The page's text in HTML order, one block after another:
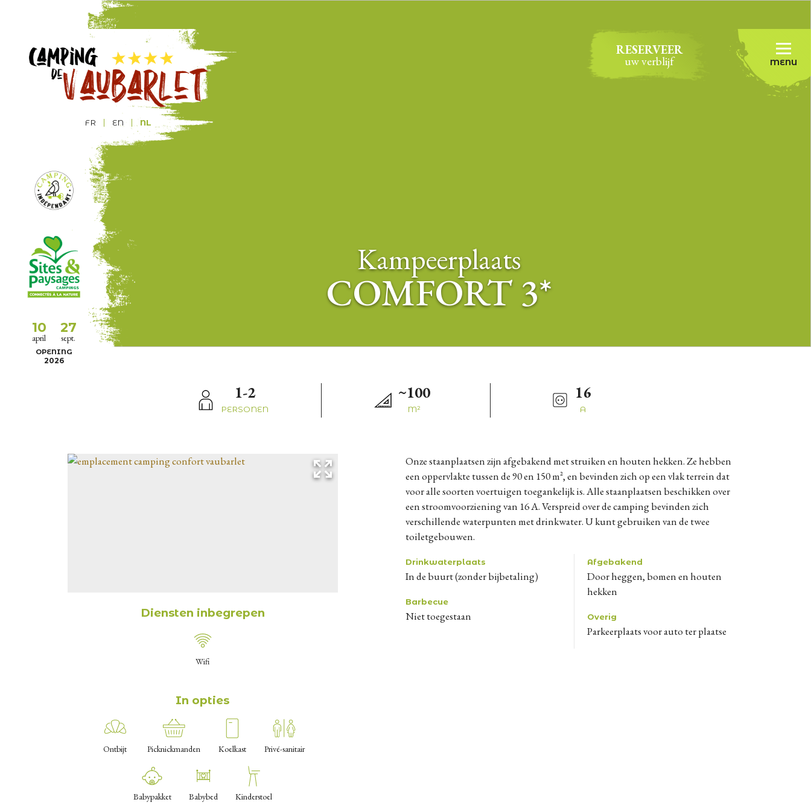
MENU
RESERVEER
uw verblijf
FR EN NL
10
april
27
sept.
OPENING
2026
Kampeerplaats
COMFORT 3*
1-2
PERSONEN
~100
M²
16
A
Diensten inbegrepen
Wifi
In opties
Ontbijt Picknickmanden Koelkast Privé-sanitair
Babypakket Babybed Kinderstoel
Onze staanplaatsen zijn afgebakend met struiken en houten hekken. Ze hebben
een oppervlakte tussen de 90 en 150 m², en bevinden zich op een vlak terrein dat
voor alle soorten voertuigen toegankelijk is. Alle staanplaatsen beschikken over
een stroomvoorziening van 16 A. Verspreid over de camping bevinden zich
verschillende waterpunten met drinkwater. U kunt gebruiken van de twee
toiletgebouwen.
Drinkwaterplaats
in de buurt (zonder bijbetaling)
Barbecue
niet toegestaan
Afgebakend
door heggen, bomen en houten
hekken
Overig
Parkeerplaats voor auto ter plaatse